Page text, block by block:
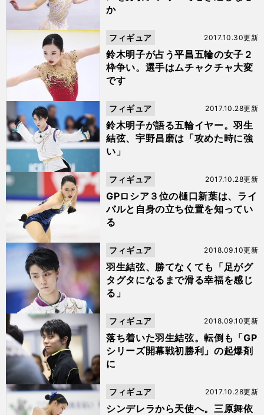
か
鈴木明子が占う平昌五輪の女子２
枠争い。選手はムチャクチャ大変
です
2017.10.30更新
フィギュア
鈴木明子が語る五輪イヤー。羽生
結弦、宇野昌磨は「攻めた時に強
い」
2017.10.28更新
フィギュア
GPロシア３位の樋口新葉は、ライ
バルと自身の立ち位置を知ってい
る
2017.10.28更新
フィギュア
羽生結弦、勝てなくても「足がグ
タグタになるまで滑る幸福を感じ
る」
2018.09.10更新
フィギュア
落ち着いた羽生結弦。転倒も「GP
シリーズ開幕戦初勝利」の起爆剤
に
2018.09.10更新
フィギュア
シンデレラから天使へ。三原舞依
2017.10.28更新
フィギュア